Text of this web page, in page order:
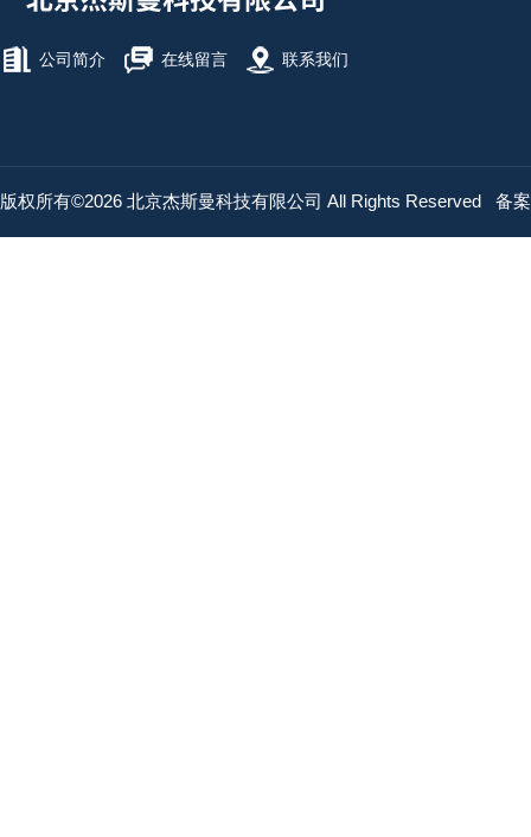
公司简介 在线留言 联系我们
版权所有©2026 北京杰斯曼科技有限公司 All Rights Reserved 备